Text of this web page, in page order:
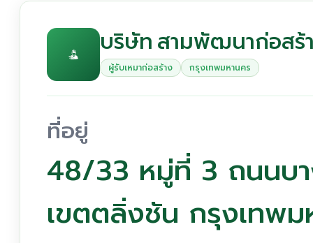
บริษัท สามพัฒนาก่อสร้
ผู้รับเหมาก่อสร้าง กรุงเทพมหานคร
ที่อยู่
48/33 หมู่ที่ 3 ถนนบ
เขตตลิ่งชัน กรุงเทพม